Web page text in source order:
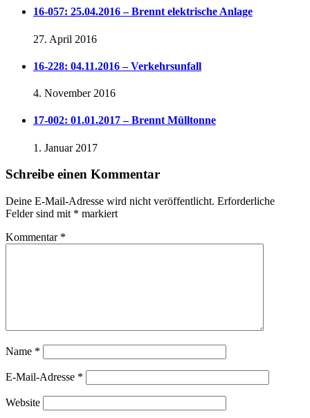
16-057: 25.04.2016 – Brennt elektrische Anlage
27. April 2016
16-228: 04.11.2016 – Verkehrsunfall
4. November 2016
17-002: 01.01.2017 – Brennt Mülltonne
1. Januar 2017
Schreibe einen Kommentar
Deine E-Mail-Adresse wird nicht veröffentlicht. Erforderliche
Felder sind mit * markiert
Kommentar *
Name *
E-Mail-Adresse *
Website